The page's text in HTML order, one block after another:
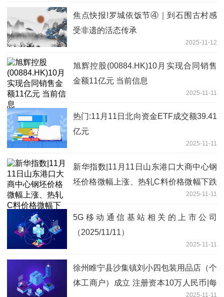
焦点快报!罗城依饭节④｜到石围古村感
受非遗的活态传承
2025-11-12
旭辉控股(00884.HK)10月实现合同销售
金额11亿元 当前信息
2025-11-11
热门:11月11日北向资金ETF成交额39.41
亿元
2025-11-11
新华指数|11月11日山东港口大商中心钢
坯价格微幅上涨、热轧C料价格微幅下跌
2025-11-11
5G移动通信基站相关的上市公司
（2025/11/11）
2025-11-11
徐州睢宁县沙集镇刘小四包装用品店（个
体工商户）成立 注册资本10万人民币|每
2025-11-11